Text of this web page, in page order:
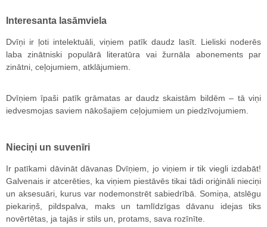
Interesanta lasāmviela
Dvīņi ir ļoti intelektuāli, viņiem patīk daudz lasīt. Lieliski noderēs
laba zinātniski populārā literatūra vai žurnāla abonements par
zinātni, ceļojumiem, atklājumiem.
Dvīņiem īpaši patīk grāmatas ar daudz skaistām bildēm – tā viņi
iedvesmojas saviem nākošajiem ceļojumiem un piedzīvojumiem.
Nieciņi un suvenīri
Ir patīkami dāvināt dāvanas Dvīņiem, jo viņiem ir tik viegli izdabāt!
Galvenais ir atcerēties, ka viņiem piestāvēs tikai tādi oriģināli nieciņi
un aksesuāri, kurus var nodemonstrēt sabiedrībā. Somiņa, atslēgu
piekariņš, pildspalva, maks un tamlīdzīgas dāvanu idejas tiks
novērtētas, ja tajās ir stils un, protams, sava rozīnīte.